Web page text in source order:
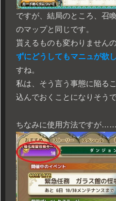
ですが、結局のところ、召
のマップと同じです。
貰えるものも変わりませんの
ずにどうしてもマニュが欲
すね。
私は、そう言う事態に陥る
込んでおくことになりそうで
ちなみに使用方法ですが……